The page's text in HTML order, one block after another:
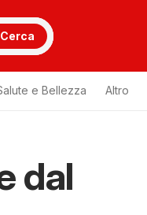
Cerca
e Bellezza Altro
dal